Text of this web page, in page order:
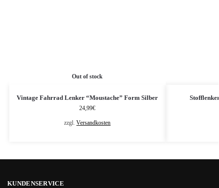
Out of stock
Vintage Fahrrad Lenker “Moustache” Form Silber
24,99€
zzgl.Versandkosten
KUNDENSERVICE